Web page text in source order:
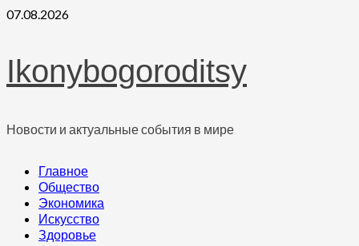
Перейти
07.08.2026
Ikonybogoroditsy
Новости и актуальные события в мире
меню
Главное
Общество
Экономика
Искусство
Здоровье